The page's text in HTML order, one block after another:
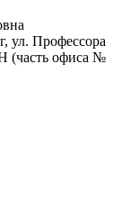
ул. Профессора
(часть офиса №